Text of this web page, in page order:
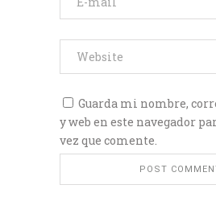
Guarda mi nombre,
y web en este navegador
vez que comente.